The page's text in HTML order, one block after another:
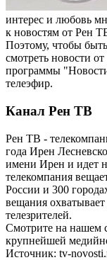
интерес и любовь
к новостям от Рен
Поэтому, чтобы
смотреть новости
программы
телеэфир.
Канал Рен ТВ
Рен ТВ -
года Ирен
имени Ирен и идет
телекомпания
России и 300
вещания
телезрителей.
Смотрите на нашем
крупнейшей
Источник: tv-